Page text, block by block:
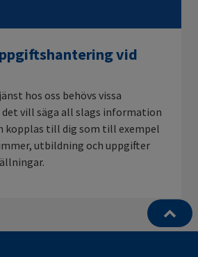
vid
hos oss behövs vissa
vill säga all slags information
kopplas till dig som till exempel
utbildning och uppgifter